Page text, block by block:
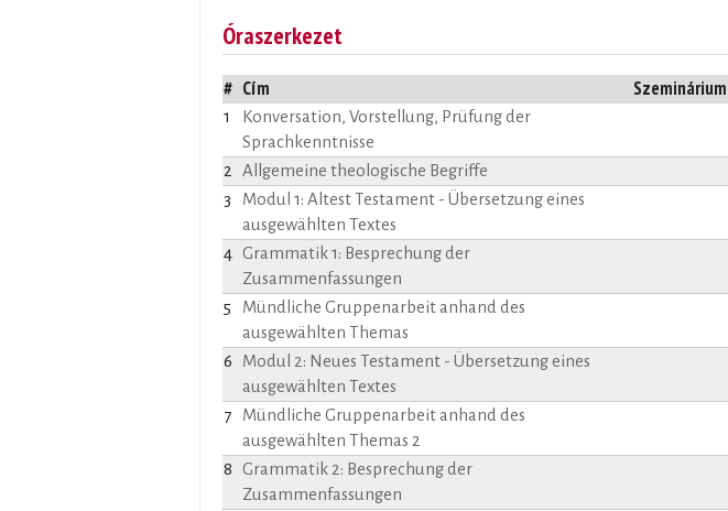
Óraszerkezet
# Cím Szeminárium
1
Konversation, Vorstellung, Prüfung der
Sprachkenntnisse
2
Allgemeine theologische Begriffe
3
Modul 1: Altest Testament - Übersetzung eines
ausgewählten Textes
4 Grammatik 1: Besprechung der
Zusammenfassungen
5
Mündliche Gruppenarbeit anhand des
ausgewählten Themas
6
Modul 2: Neues Testament - Übersetzung eines
ausgewählten Textes
7
Mündliche Gruppenarbeit anhand des
ausgewählten Themas 2
8
Grammatik 2: Besprechung der
Zusammenfassungen